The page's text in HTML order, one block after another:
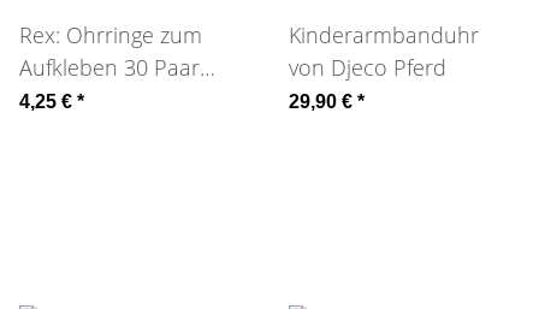
Rex: Ohrringe zum
Aufkleben 30 Paar
Floral
4,25 € *
Kinderarmbanduhr
von Djeco Pferd
29,90 € *